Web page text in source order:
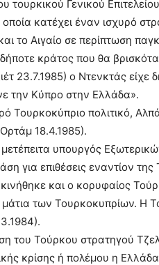
τουρκικού Γενικού
κατέχει έναν ισχυρό
το Αιγαίο σε περίπτωση
κράτος που θα
23.7.1985) ο Ντενκτάς
την Κύπρο στην Ελλάδα».
Τουρκοκύπριο πολιτικό,
18.4.1985).
υπουργός
για επιθέσεις εναντίον
και ο κορυφαίος
των Τουρκοκυπρίων. Η
του Τούρκου στρατηγού
κρίσης ή πολέμου η